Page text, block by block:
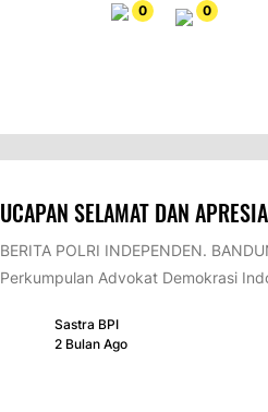
0 0
UCAPAN SELAMAT DAN
BERITA POLRI INDEPENDEN.
Perkumpulan Advokat Demokrasi
Sastra BPI
2 Bulan Ago